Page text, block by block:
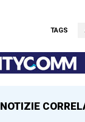
TAGS
NOTIZIE